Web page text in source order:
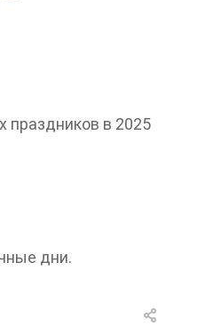
в 2025
дни.